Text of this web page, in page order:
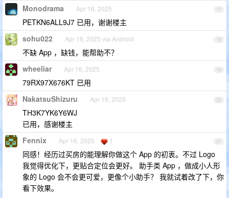
17
Monodrama Apr 16, 2025
PETKN6ALL9J7 已用，谢谢楼主
18
sohu022 Apr 16, 2025 via Android
不缺 App ，缺钱，能帮助不？
19
wheeliar Apr 16, 2025
79RX97X676KT 已用
20
NakatsuShizuru Apr 16, 2025
TH3K7YK6Y6WJ
已用，感谢楼主
21
Fennix Apr 16, 2025 1
同感！经历过买房的能理解你做这个 App 的初衷。不过 Logo
我觉得优化下，更贴合定位会更好。 助手类 App ，做成小人形
象的 Logo 会不会更可爱，更像个小助手？ 我就试着改了下，你
看下效果。